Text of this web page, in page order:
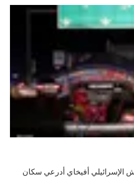
الإسرائيلي أفيخاي أدرعي سكان